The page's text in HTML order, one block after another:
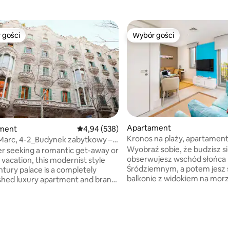
liczba recenzji: 464
gości
gości
Średnia ocena: 4,94 na 5, liczba recenzji:
4,94 (538)
4-2_Budynek zabytkowy –
seeking a romantic get-away or
vacation, this modernist style
palace is a completely
luxury apartment and brand
Wybór gości
Wybór gości
Apartament
Kronos na plaży,
Wyobraź sobie, że budzisz
obserwujesz wschód
Śródziemnym, a potem jesz
balkonie z widokiem na